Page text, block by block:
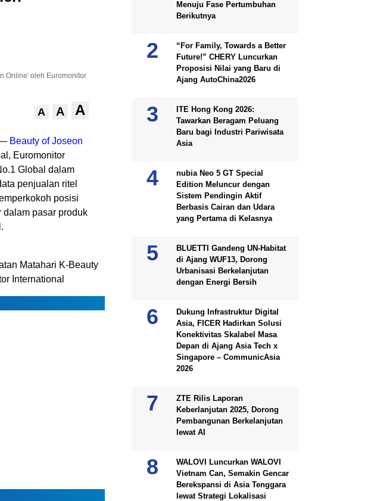
Online' oleh Euromonitor
A A A
Beauty of Joseon
Euromonitor
Global dalam
penjualan ritel
posisi
dalam pasar produk
Matahari K-Beauty
International
Menuju Fase Pertumbuhan
Berikutnya
“For Family, Towards a Better
Future!” CHERY Luncurkan
Proposisi Nilai yang Baru di
Ajang AutoChina2026
ITE Hong Kong 2026:
Tawarkan Beragam Peluang
Baru bagi Industri Pariwisata
Asia
nubia Neo 5 GT Special
Edition Meluncur dengan
Sistem Pendingin Aktif
Berbasis Cairan dan Udara
yang Pertama di Kelasnya
BLUETTI Gandeng UN-Habitat
di Ajang WUF13, Dorong
Urbanisasi Berkelanjutan
dengan Energi Bersih
Dukung Infrastruktur Digital
Asia, FICER Hadirkan Solusi
Konektivitas Skalabel Masa
Depan di Ajang Asia Tech x
Singapore – CommunicAsia
2026
ZTE Rilis Laporan
Keberlanjutan 2025, Dorong
Pembangunan Berkelanjutan
lewat AI
WALOVI Luncurkan WALOVI
Vietnam Can, Semakin Gencar
Berekspansi di Asia Tenggara
lewat Strategi Lokalisasi